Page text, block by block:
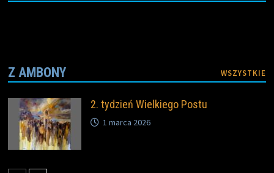
Z AMBONY WSZYSTKIE
2. tydzień Wielkiego Postu
1 marca 2026